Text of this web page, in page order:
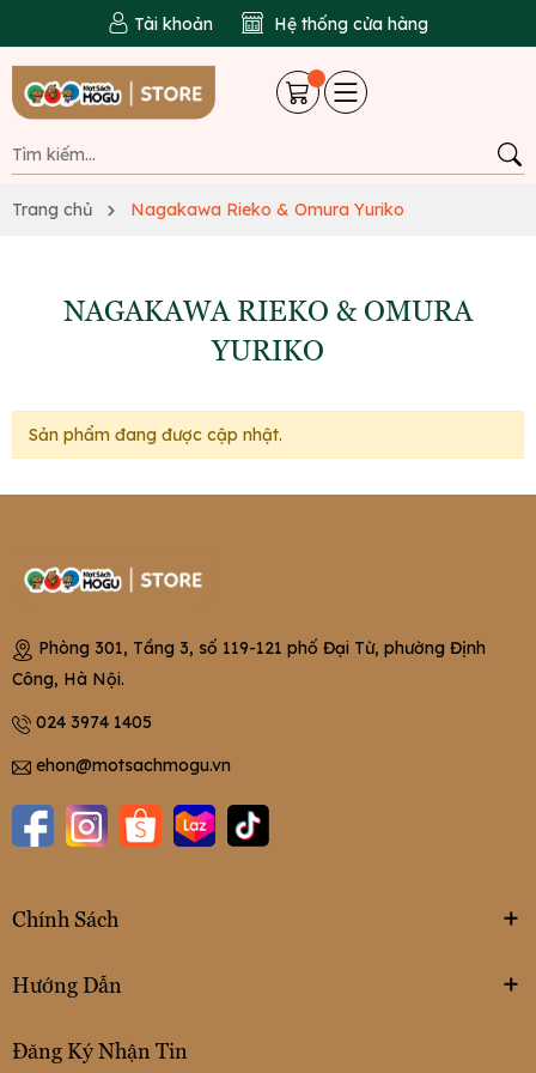
Tài khoản Hệ thống cửa hàng
Trang chủ Nagakawa Rieko & Omura Yuriko
NAGAKAWA RIEKO & OMURA
YURIKO
Sản phẩm đang được cập nhật.
Phòng 301, Tầng 3, số 119-121 phố Đại Từ, phường Định
Công, Hà Nội.
024 3974 1405
ehon@motsachmogu.vn
Chính Sách
Hướng Dẫn
Đăng Ký Nhận Tin